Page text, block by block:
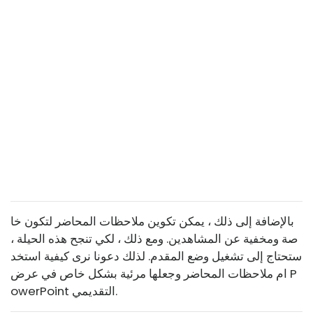
بالإضافة إلى ذلك ، يمكن تكوين ملاحظات المحاضر لتكون خا
صة ومخفية عن المشاهدين. ومع ذلك ، لكي تنجح هذه الحيلة ،
ستحتاج إلى تشغيل وضع المقدم. لذلك دعونا نرى كيفية استخد
ام ملاحظات المحاضر وجعلها مرئية بشكل خاص في عرض P
owerPoint التقديمي.